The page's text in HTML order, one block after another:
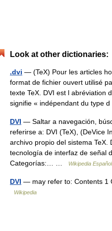
Look at other dictionaries:
.dvi — (TeX) Pour les articles
format de fichier ouvert utilisé
texte TeX. DVI est l abréviation
signifie « indépendant du type
DVI — Saltar a navegación,
referirse a: DVI (TeX), (DeVice
archivo propio del sistema TeX.
tecnología de interfaz de señal
Categorías:… …
Wikipedia Español
DVI — may refer to: Contents 1
Wikipedia